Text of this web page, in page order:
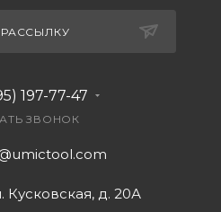
197-77-47
ЗВОНОК
Кусковская, д. 20А